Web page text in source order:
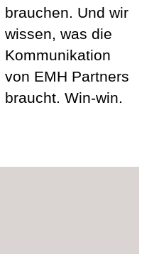
brauchen. Und wir
wissen, was die
Kommunikation
von EMH Partners
braucht. Win-win.